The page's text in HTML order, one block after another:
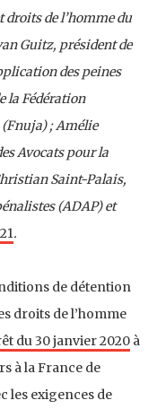
de l’homme du
Guitz, président de
des peines
la Fédération
; Amélie
Avocats pour la
Saint-Palais,
(ADAP) et
.
de détention
droits de l’homme
du 30 janvier 2020 à
à la France de
les exigences de